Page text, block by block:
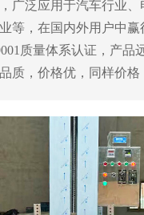
广泛应用于汽车行业、
等，在国内外用户中赢
质量体系认证，产品
质，价格优，同样价格